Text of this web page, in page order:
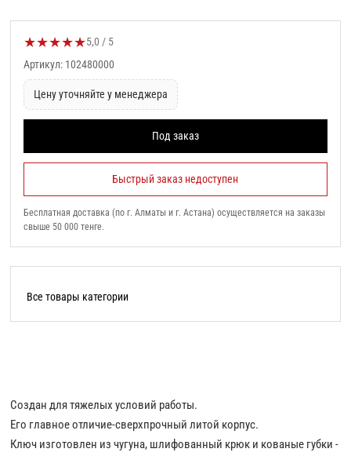
Создан для тяжелых условий работы.
Его главное отличие-сверхпрочный литой корпус.
Ключ изготовлен из чугуна, шлифованный крюк и кованые губки -
★★★★★Оценка товара:
5,0 / 5
Артикул: 102480000
Цену уточняйте у менеджера
Под заказ
Быстрый заказ недоступен
Бесплатная доставка (по г. Алматы и г. Астана) осуществляется на заказы
свыше 50 000 тенге.
Все товары категории